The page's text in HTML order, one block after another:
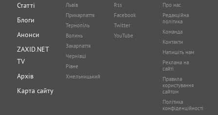
Статті
Блоги
Анонси
ZAXID.NET
TV
Архів
Карта сайту
Львів
Прикарпаття
Тернопіль
Волинь
Закарпаття
Чернівці
Рівне
Хмельницький
Rss
Facebook
Twitter
YouTube
Про нас
Редакційна
політика
Команда
Контакти
Напишіть нам
Реклама на
сайті
Правила
користування
сайтом
Політика
конфіденційності